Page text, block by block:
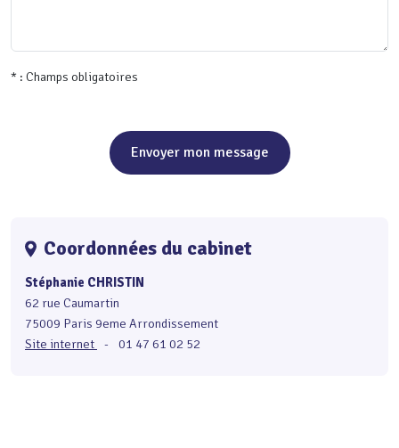
* : Champs obligatoires
Envoyer mon message
Coordonnées du cabinet
Stéphanie CHRISTIN
62 rue Caumartin
75009 Paris 9eme Arrondissement
Site internet
- 01 47 61 02 52